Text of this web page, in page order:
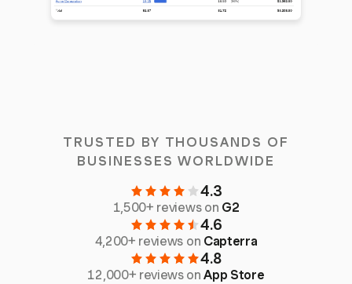
TRUSTED BY THOUSANDS OF
BUSINESSES WORLDWIDE
4.3
1,500+ reviews on G2
4.6
4,200+ reviews on Capterra
4.8
12,000+ reviews onApp Store